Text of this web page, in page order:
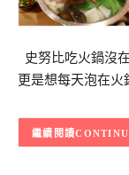
史努比吃火鍋沒
更是想每天泡在